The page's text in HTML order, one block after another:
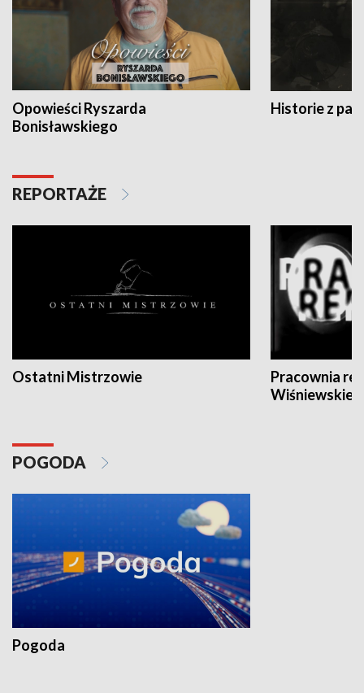
Opowieści Ryszarda
Bonisławskiego
Historie z
REPORTAŻE
Ostatni Mistrzowie
Pracownia
POGODA
Pogoda